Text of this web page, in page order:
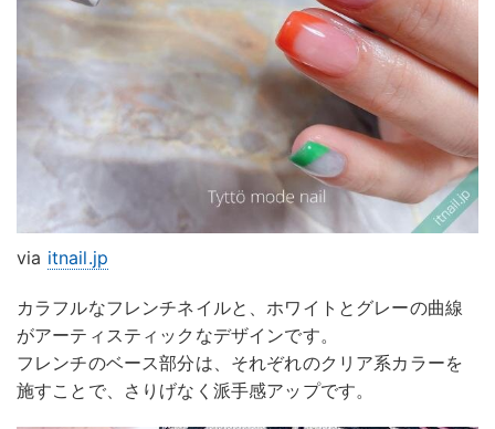
via itnail.jp
カラフルなフレンチネイルと、ホワイトとグレーの曲線
がアーティスティックなデザインです。
フレンチのベース部分は、それぞれのクリア系カラーを
施すことで、さりげなく派手感アップです。